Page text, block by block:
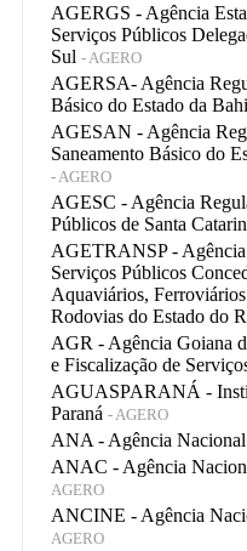
AGERGS - Agência
Serviços Públicos
Sul - AGERO
AGERSA- Agência
Básico do Estado da
AGESAN - Agência
Saneamento Básico do
- AGERO
AGESC - Agência
Públicos de Santa
AGETRANSP - Agência
Serviços Públicos
Aquaviários,
Rodovias do Estado do
AGR - Agência Goiana
e Fiscalização de
AGUASPARANÁ -
Paraná - AGERO
ANA - Agência
ANAC - Agência
AGERO
ANCINE - Agência
AGERO